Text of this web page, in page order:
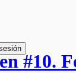
#10.